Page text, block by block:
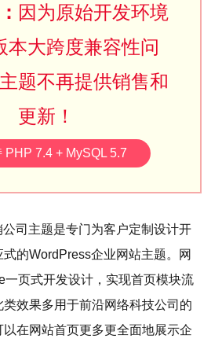
因为原始开发环境
本大跨度兼容性问
题不再提供销售和
更新！
PHP 7.4 + MySQL 5.7
司 主题是专门为客户定制设计开
的WordPress企业网站主题。网
一页式开发设计，实现首页模块流
效果多用于前沿网络科技公司的
在网站首页更多更全面地展示企